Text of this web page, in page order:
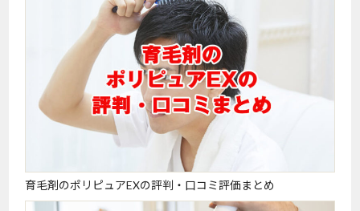
育毛剤のポリピュアEXの評判・口コミ評価まとめ